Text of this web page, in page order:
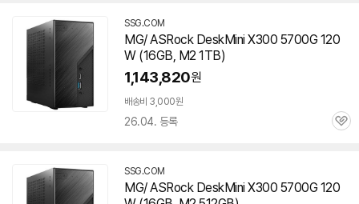
SSG.COM
MG/ ASRock DeskMini X300 5700G 120
W (16GB, M2 1TB)
1,143,820원
배송비 3,000원
26.04. 등록
관
SSG.COM
MG/ ASRock DeskMini X300 5700G 120